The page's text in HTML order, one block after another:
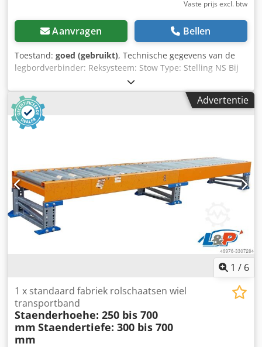
Vaste prijs excl. btw
Aanvragen Bellen
Toestand: goed (gebruikt), Technische gegevens van de
legbordverbinder: Reksysteem: Stow Type: Stelling NS Bij
de levering inbegrepen zijn: Chodpfxomqk Sve Ab Usa 01x
legbordverbinder, gebruikt voor legbordafstand: 250 mm
Totale lengte: 250 mm Doorsnede: U 35x25 mm Materiaal
dikte: ca. 2,00 mm Kleur materiaal: sendzimir verzinkt
Diameter boorgat: 11 mm Gewicht: 0,330 kg | st. 02x
aangeboden om af te halen. Extra transport of verzending
van dit artikel brengt extra kosten met zich mee, die
afzonderlijk bij ons kunnen worden aangevraagd,
afhankelijk van de leveringslocatie of leveringsomvang.
Advertentie
1 / 6
1 x standaard fabriek rolschaatsen wiel
transportband
Staenderhoehe: 250 bis 700
mm Staendertiefe: 300 bis 700
mm